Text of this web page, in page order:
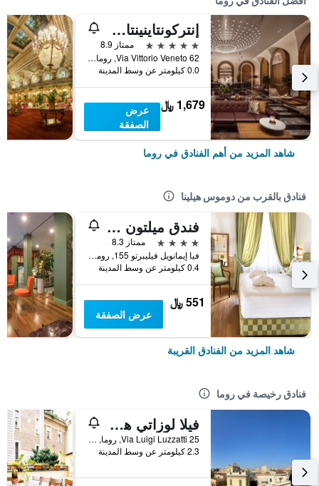
إنتركونتاينينتال روم أمباسشياتوري بالاس باي آيتش جي
5 نجوم
ممتاز 8.9
Via Vittorio Veneto 62, روما, إيطاليا
0.0 كيلومتر عن وسط المدينة
1,679 ﷼
عرض
الصفقة
شاهد المزيد من أهم الفنادق في روما
فنادق بالقرب من دوموس هيلينا
فندق ميلتون روما
4 نجوم
ممتاز 8.3
فيا إيمانويل فيليبرتو 155, روما, إيطاليا
0.4 كيلومتر عن وسط المدينة
551 ﷼
عرض الصفقة
شاهد المزيد من الفنادق القريبة
فنادق رخيصة في روما
فيلا لوزاتي هوستل
25 Via Luigi Luzzatti, روما, إيطاليا
2.3 كيلومتر عن وسط المدينة